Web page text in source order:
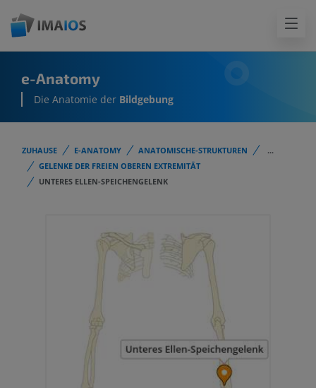
e-Anatomy
Die Anatomie der Bildgebung
ZUHAUSE E-ANATOMY ANATOMISCHE-STRUKTUREN
...
GELENKE DER FREIEN OBEREN EXTREMITÄT
UNTERES ELLEN-SPEICHENGELENK